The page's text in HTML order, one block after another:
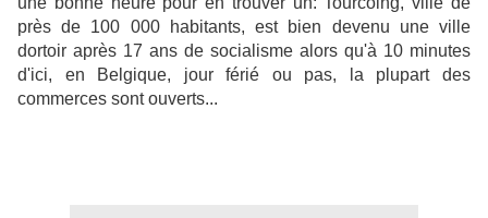
près de 100 000 habitants, est bien devenu une ville
dortoir après 17 ans de socialisme alors qu'à 10 minutes
d'ici, en Belgique, jour férié ou pas, la plupart des
commerces sont ouverts...